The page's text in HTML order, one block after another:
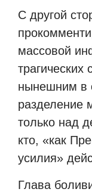
С другой
массовой
нынешним в
разделение
только над
кто, «как
усилия»
Глава